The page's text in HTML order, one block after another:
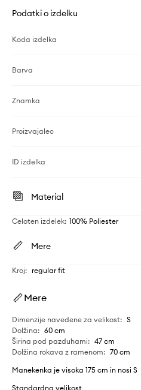
Podatki o izdelku
Koda izdelka
Barva
Znamka
Proizvajalec
ID izdelka
Material
Celoten izdelek: 100% Poliester
Mere
Kroj: regular fit
Mere
Dimenzije navedene za velikost: S
Dolžina: 60 cm
Širina pod pazduhami: 47 cm
Dolžina rokava z ramenom: 70 cm
Manekenka je visoka 175 cm in nosi S
Standardna velikost